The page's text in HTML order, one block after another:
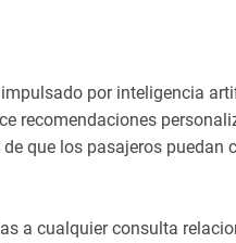
por inteligencia
recomendaciones
que los pasajeros puedan
a cualquier consulta